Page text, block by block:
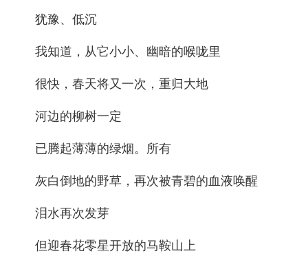
犹豫、低沉
我知道，从它小小、幽暗的喉咙里
很快，春天将又一次，重归大地
河边的柳树一定
已腾起薄薄的绿烟。所有
灰白倒地的野草，再次被青碧的血液唤醒
泪水再次发芽
但迎春花零星开放的马鞍山上